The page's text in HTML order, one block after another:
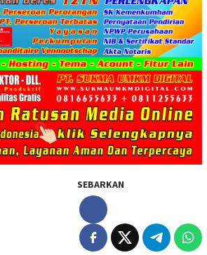
SEBARKAN